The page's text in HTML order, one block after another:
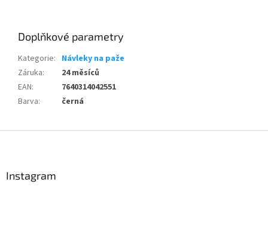
Doplňkové parametry
Kategorie: Návleky na paže
Záruka:
24 měsíců
EAN:
7640314042551
Barva: černá
Instagram